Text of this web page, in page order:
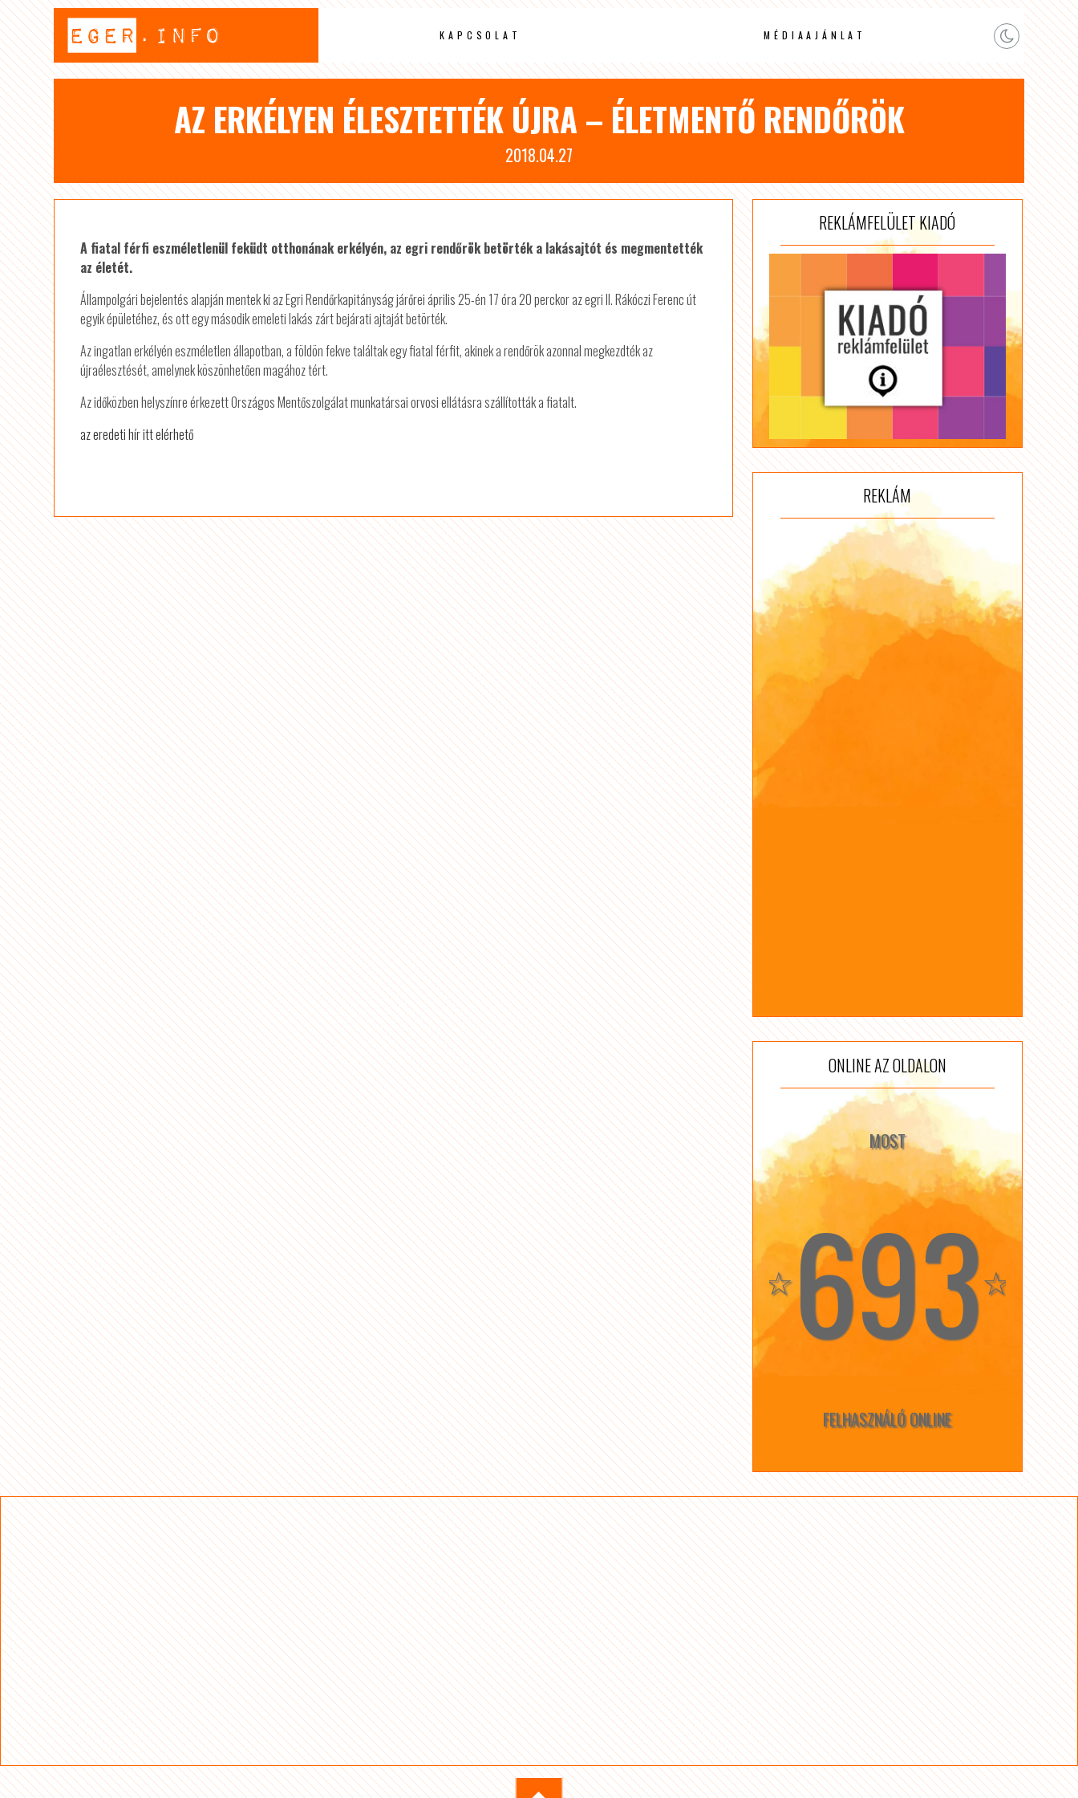
KAPCSOLAT MÉDIAAJÁNLAT
AZ ERKÉLYEN ÉLESZTETTÉK ÚJRA – ÉLETMENTŐ RENDŐRÖK
2018.04.27
A fiatal férfi eszméletlenül feküdt otthonának erkélyén, az egri rendőrök betörték a lakásajtót és megmentették
az életét.
Állampolgári bejelentés alapján mentek ki az Egri Rendőrkapitányság járőrei április 25-én 17 óra 20 perckor az egri II. Rákóczi Ferenc út
egyik épületéhez, és ott egy második emeleti lakás zárt bejárati ajtaját betörték.
Az ingatlan erkélyén eszméletlen állapotban, a földön fekve találtak egy fiatal férfit, akinek a rendőrök azonnal megkezdték az
újraélesztését, amelynek köszönhetően magához tért.
Az időközben helyszínre érkezett Országos Mentőszolgálat munkatársai orvosi ellátásra szállították a fiatalt.
az eredeti hír itt elérhető
REKLÁMFELÜLET KIADÓ
REKLÁM
ONLINE AZ OLDALON
MOST
☆693☆
FELHASZNÁLÓ ONLINE